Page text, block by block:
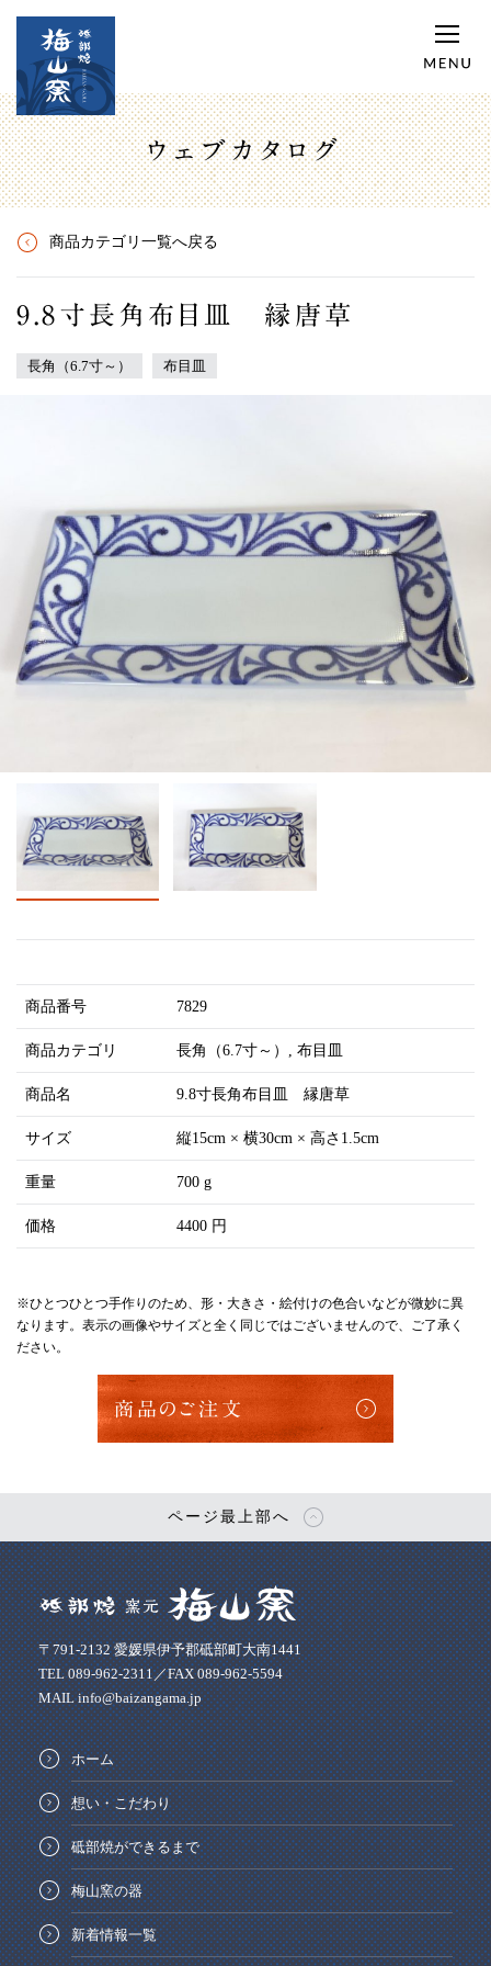
ウェブカタログ
商品カテゴリ一覧へ戻る
9.8寸長角布目皿 縁唐草
長角（6.7寸～） 布目皿
商品番号 7829
商品カテゴリ 長角（6.7寸～） 布目皿
商品名 9.8寸長角布目皿 縁唐草
サイズ 縦15cm × 横30cm × 高さ1.5cm
重量 700 g
価格 4400 円
※ひとつひとつ手作りのため、形・大きさ・絵付けの色合いなどが微妙に異
なります。表示の画像やサイズと全く同じではございませんので、ご了承く
ださい。
商品のご注文
ページ最上部へ
〒791-2132 愛媛県伊予郡砥部町大南1441
TEL 089-962-2311／FAX 089-962-5594
MAIL info@baizangama.jp
ホーム
想い・こだわり
砥部焼ができるまで
梅山窯の器
新着情報一覧